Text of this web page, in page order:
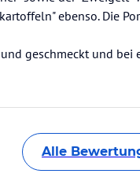
ebenso. Die
geschmeckt und
Alle